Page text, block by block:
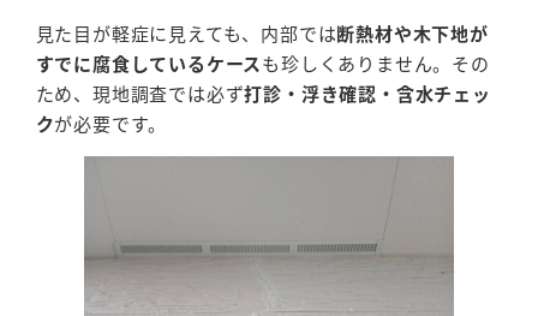
見た目が軽症に見えても、内部では断熱材や木下地が
すでに腐食しているケースも珍しくありません。その
ため、現地調査では必ず打診・浮き確認・含水チェッ
クが必要です。